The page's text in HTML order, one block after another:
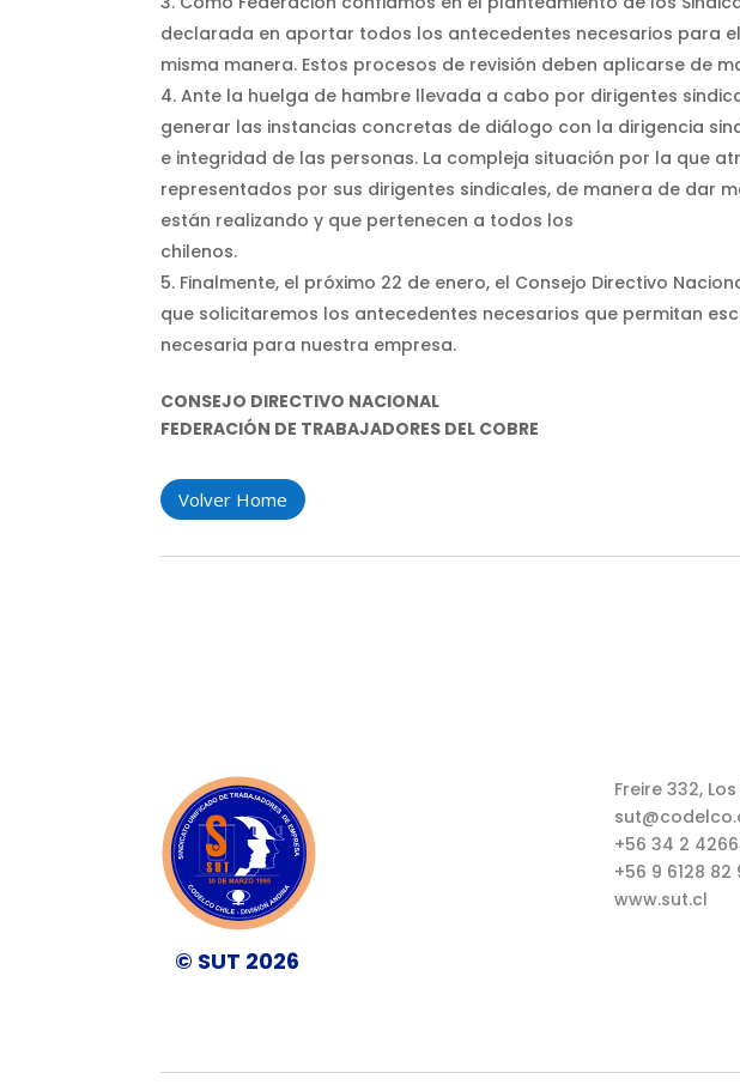
declarada en aportar todos los antecedentes necesarios para
misma manera. Estos procesos de revisión deben aplicarse de
Ante la huelga de hambre llevada a cabo por dirigentes
generar las instancias concretas de diálogo con la dirigencia
e integridad de las personas. La compleja situación por la que
representados por sus dirigentes sindicales, de manera de dar
están realizando y que pertenecen a todos los
chilenos.
Finalmente, el próximo 22 de enero, el Consejo Directivo
que solicitaremos los antecedentes necesarios que permitan
necesaria para nuestra empresa.
CONSEJO DIRECTIVO NACIONAL
FEDERACIÓN DE TRABAJADORES DEL COBRE
Volver Home
© SUT 2026
Freire 332,
+56 34 2
+56 9 6128 82
www.sut.cl